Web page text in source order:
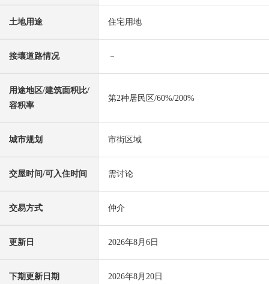
土地用途 住宅用地
接壤道路情况 －
用途地区/建筑面积比/
容积率
第2种居民区/60%/200%
城市规划 市街区域
交屋时间/可入住时间 需讨论
交易方式 仲介
更新日 2026年8月6日
下期更新日期 2026年8月20日